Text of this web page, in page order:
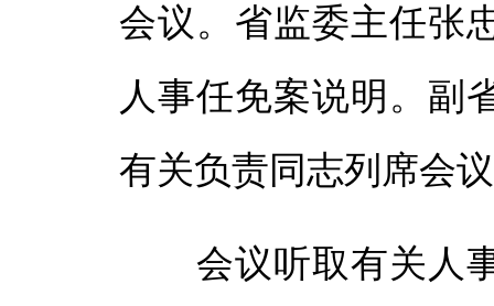
会议。省监委主任张
人事任免案说明。副
有关负责同志列席会
会议听取有关人事